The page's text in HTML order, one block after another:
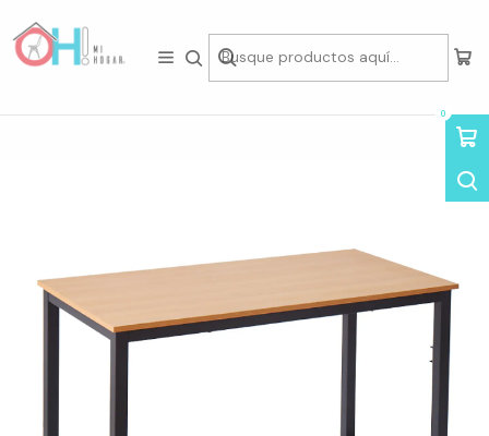
0
Inicio Home Office Escritorios Escritorio Minimal Home Office